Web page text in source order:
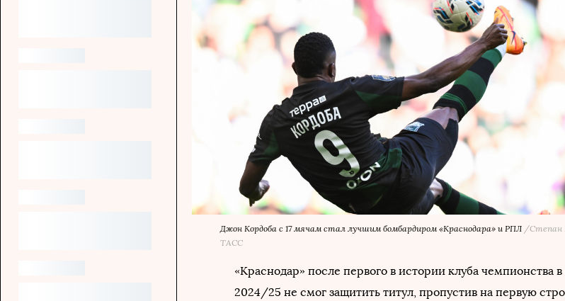
Джон Кордоба с 17 мячам стал лучшим бомбардиром «Краснодара» и РПЛ /Степан
ТАСС
«Краснодар» после первого в истории клуба чемпионства в
2024/25 не смог защитить титул, пропустив на первую